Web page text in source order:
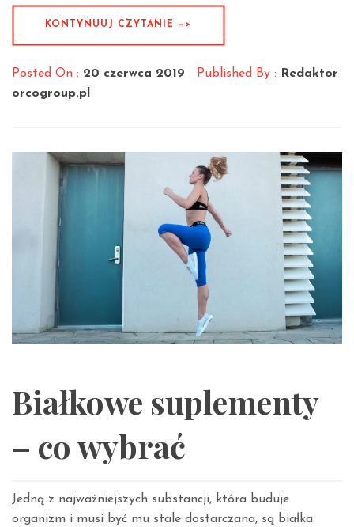
KONTYNUUJ CZYTANIE —>
Posted On : 20 czerwca 2019 Published By : Redaktor
orcogroup.pl
Białkowe suplementy
– co wybrać
Jedną z najważniejszych substancji, która buduje
organizm i musi być mu stale dostarczana, są białka.